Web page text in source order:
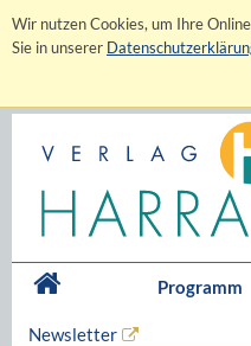
Wir nutzen Cookies, um Ihre
Sie in unserer
Programm
Newsletter